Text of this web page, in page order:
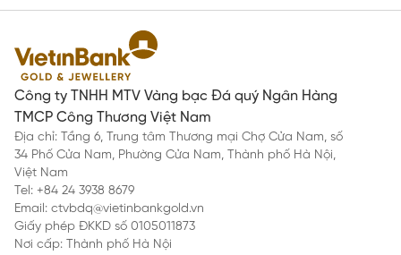
Công ty TNHH MTV Vàng bạc Đá quý Ngân Hàng
TMCP Công Thương Việt Nam
Địa chỉ: Tầng 6, Trung tâm Thương mại Chợ Cửa Nam, số
34 Phố Cửa Nam, Phường Cửa Nam, Thành phố Hà Nội,
Việt Nam
Tel: +84 24 3938 8679
Email: ctvbdq@vietinbankgold.vn
Giấy phép ĐKKD số 0105011873
Nơi cấp: Thành phố Hà Nội